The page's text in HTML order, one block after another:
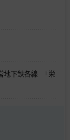
地下鉄各線 「栄